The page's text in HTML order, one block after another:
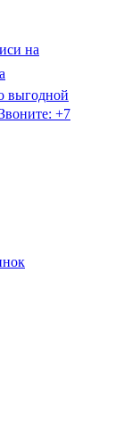
на
выгодной
+7